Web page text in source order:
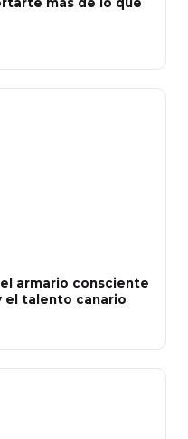
armario consciente
el talento canario